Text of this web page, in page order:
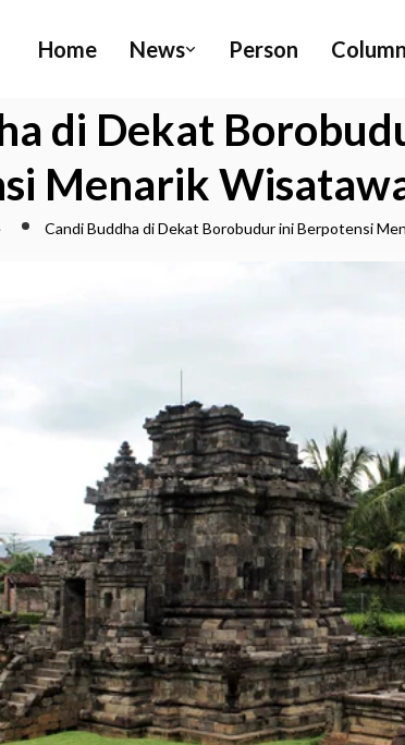
Home News Person Column
di Dekat
Menarik
Candi Buddha di Dekat Borobudur ini Berpotensi